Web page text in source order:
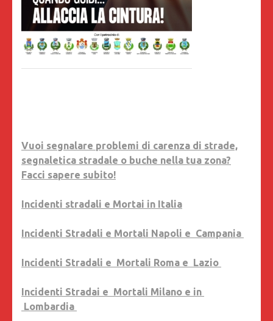
Vuoi segnalare problemi di carenza di strade,
segnaletica stradale o buche nella tua zona?
Facci sapere subito!
Incidenti stradali e Mortai in Italia
Incidenti Stradali e Mortali Napoli e Campania
Incidenti Stradali e Mortali Roma e Lazio
Incidenti Stradai e Mortali Milano e in
Lombardia